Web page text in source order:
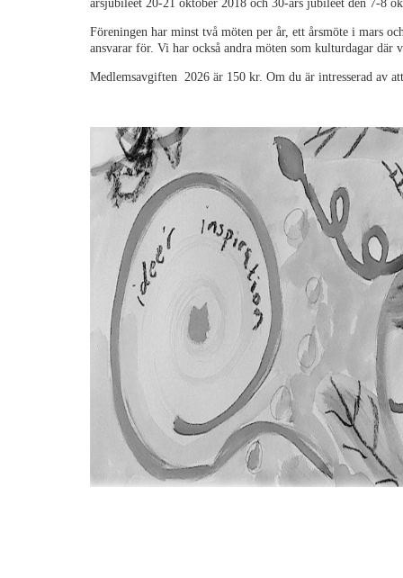
årsjubiléet 20-21 oktober 2018 och 30-års jubileet den 7-8
Föreningen har minst två möten per år, ett årsmöte i mars
ansvarar för. Vi har också andra möten som kulturdagar
Medlemsavgiften 2026 är 150 kr. Om du är intresserad av